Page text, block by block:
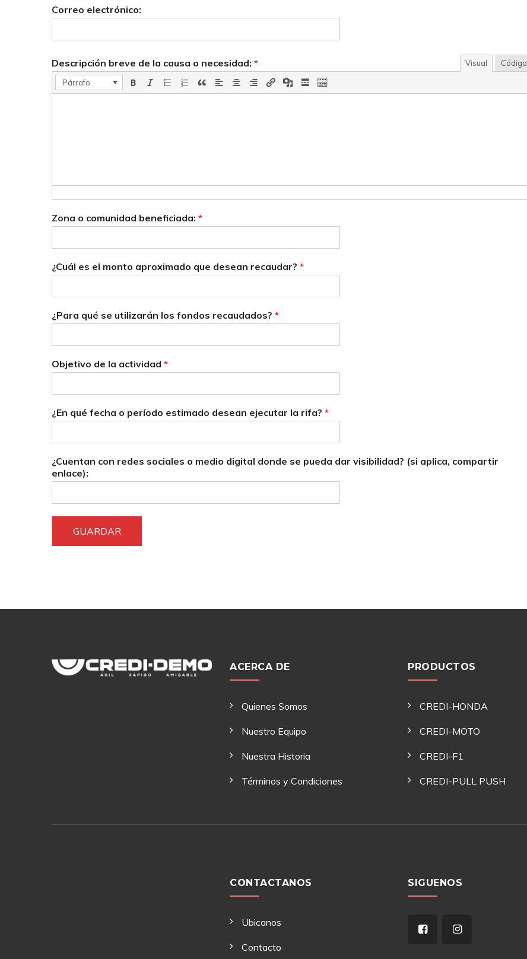
Correo electrónico:
Descripción breve de la causa o necesidad: * Visual Código
Párrafo
Zona o comunidad beneficiada: *
¿Cuál es el monto aproximado que desean recaudar? *
¿Para qué se utilizarán los fondos recaudados? *
Objetivo de la actividad *
¿En qué fecha o período estimado desean ejecutar la rifa? *
¿Cuentan con redes sociales o medio digital donde se pueda dar visibilidad? (si aplica, compartir
enlace):
GUARDAR
ACERCA DE
Quienes Somos
Nuestro Equipo
Nuestra Historia
Términos y Condiciones
PRODUCTOS
CREDI-HONDA
CREDI-MOTO
CREDI-F1
CREDI-PULL PUSH
CONTACTANOS
Ubicanos
Contacto
SIGUENOS